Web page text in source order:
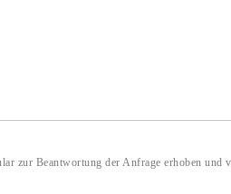
zur Beantwortung der Anfrage erhoben